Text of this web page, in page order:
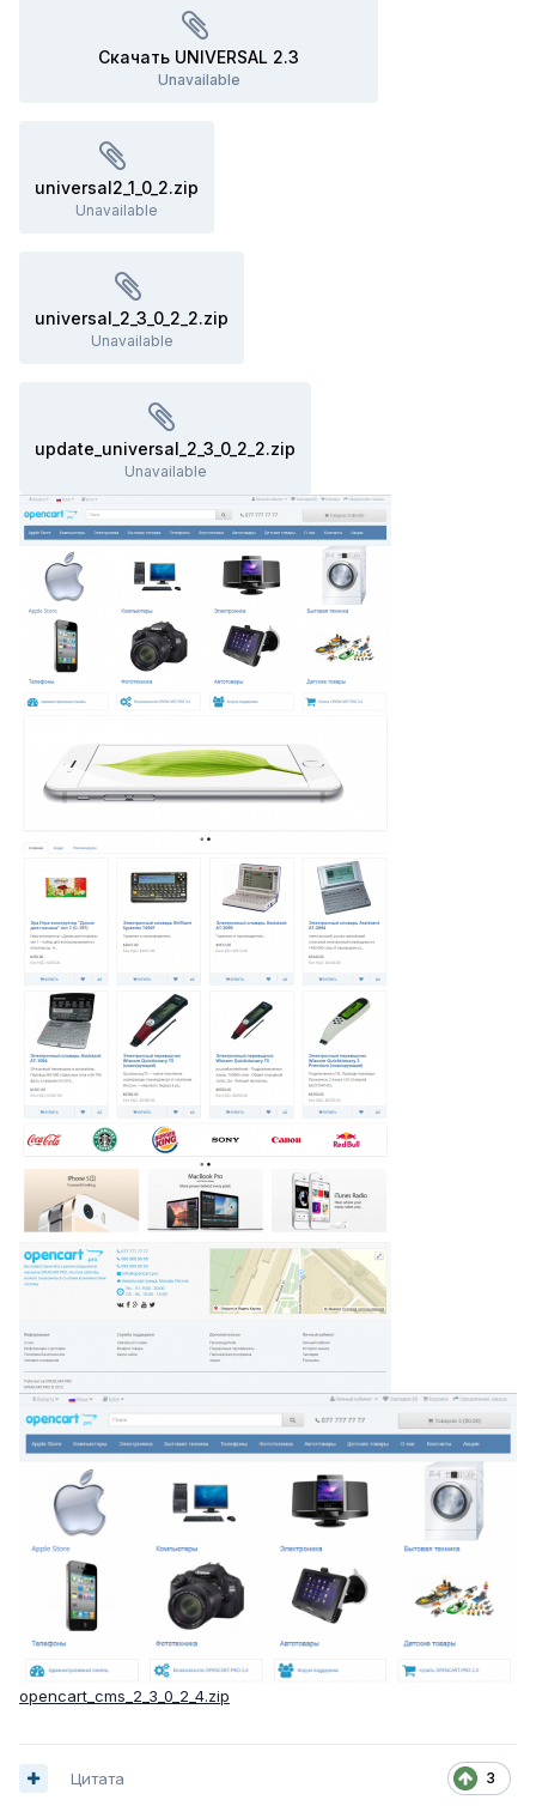
Скачать UNIVERSAL 2.3
Unavailable
universal2_1_0_2.zip
Unavailable
universal_2_3_0_2_2.zip
Unavailable
update_universal_2_3_0_2_2.zip
Unavailable
opencart_cms_2_3_0_2_4.zip
3
Цитата